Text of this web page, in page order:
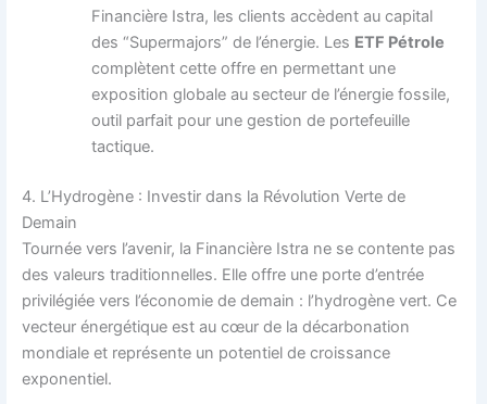
Financière Istra, les clients accèdent au capital
des “Supermajors” de l’énergie. Les ETF Pétrole
complètent cette offre en permettant une
exposition globale au secteur de l’énergie fossile,
outil parfait pour une gestion de portefeuille
tactique.
4. L’Hydrogène : Investir dans la Révolution Verte de
Demain
Tournée vers l’avenir, la Financière Istra ne se contente pas
des valeurs traditionnelles. Elle offre une porte d’entrée
privilégiée vers l’économie de demain : l’hydrogène vert. Ce
vecteur énergétique est au cœur de la décarbonation
mondiale et représente un potentiel de croissance
exponentiel.